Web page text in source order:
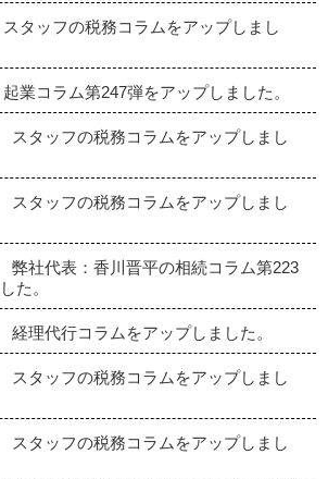
タッフの税務コラムをアップしまし
業コラム第247弾をアップしました。
スタッフの税務コラムをアップしまし
スタッフの税務コラムをアップしまし
弊社代表：香川晋平の相続コラム第223
た。
理代行コラムをアップしました。
スタッフの税務コラムをアップしまし
スタッフの税務コラムをアップしまし